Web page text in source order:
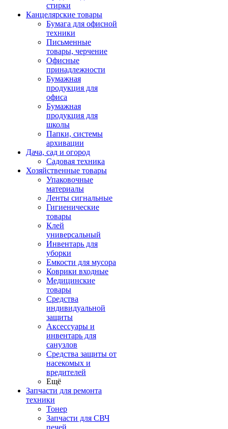
стирки
Канцелярские товары
Бумага для офисной
техники
Письменные
товары, черчение
Офисные
принадлежности
Бумажная
продукция для
офиса
Бумажная
продукция для
школы
Папки, системы
архивации
Дача, сад и огород
Садовая техника
Хозяйственные товары
Упаковочные
материалы
Ленты сигнальные
Гигиенические
товары
Клей
универсальный
Инвентарь для
уборки
Емкости для мусора
Коврики входные
Медицинские
товары
Средства
индивидуальной
защиты
Аксессуары и
инвентарь для
санузлов
Средства защиты от
насекомых и
вредителей
Ещё
Запчасти для ремонта
техники
Тонер
Запчасти для СВЧ
печей